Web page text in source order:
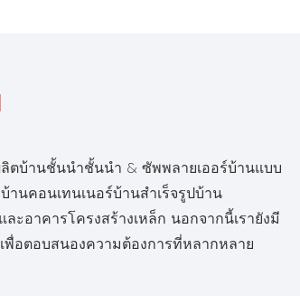
ตบ้านชั้นนำชั้นนำ & ซัพพลายเออร์บ้านแบบ
นคอนเทนเนอร์บ้านสำเร็จรูปบ้าน
ะอาคารโครงสร้างเหล็ก นอกจากนี้เรายังมี
อตอบสนองความต้องการที่หลากหลาย